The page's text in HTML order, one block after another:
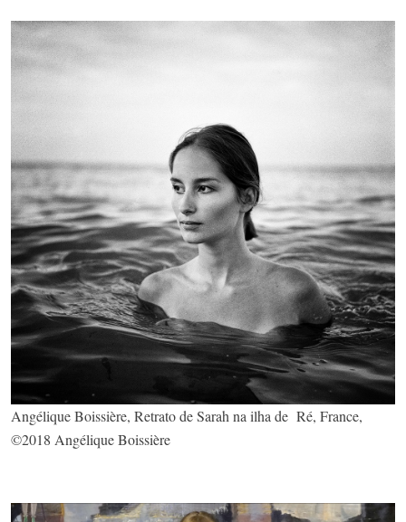
Angélique Boissière, Retrato de Sarah na ilha de Ré, France,
©2018 Angélique Boissière